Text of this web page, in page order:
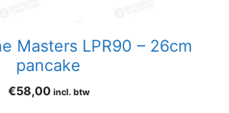
Masters LPR90 – 26cm
pancake
€58,00 incl. btw